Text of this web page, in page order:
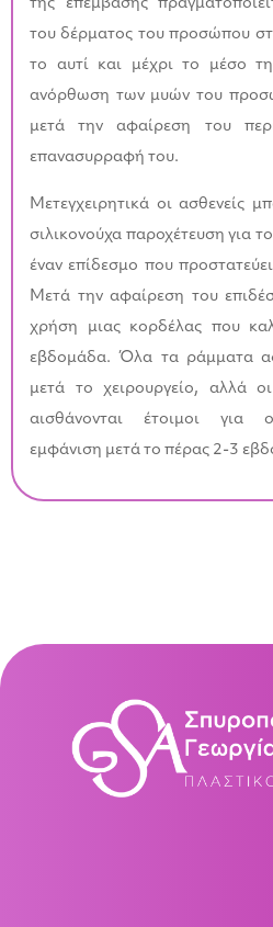
της επέμβασης
του δέρματος του προσώπου
το αυτί και μέχρι το μέσο
ανόρθωση των μυών του
μετά την αφαίρεση του
επανασυρραφή του.
Μετεγχειρητικά οι ασθενείς
σιλικονούχα παροχέτευση για
έναν επίδεσμο που
Μετά την αφαίρεση του
χρήση μιας κορδέλας που
εβδομάδα. Όλα τα ράμματα
μετά το χειρουργείο, αλλά
αισθάνονται έτοιμοι για
εμφάνιση μετά το πέρας 2-3